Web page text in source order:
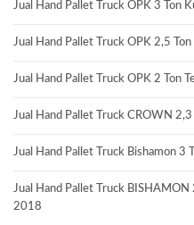
Jual Hand Pallet Truck OPK 3 Ton
Jual Hand Pallet Truck OPK 2,5 Ton
Jual Hand Pallet Truck OPK 2 Ton
Jual Hand Pallet Truck CROWN 2,3
Jual Hand Pallet Truck Bishamon 3
Jual Hand Pallet Truck BISHAMON
2018